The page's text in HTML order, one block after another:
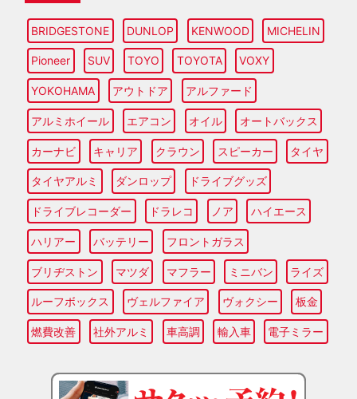
BRIDGESTONE DUNLOP KENWOOD MICHELIN
Pioneer SUV TOYO TOYOTA VOXY
YOKOHAMA アウトドア アルファード
アルミホイール エアコン オイル オートバックス
カーナビ キャリア クラウン スピーカー タイヤ
タイヤアルミ ダンロップ ドライブグッズ
ドライブレコーダー ドラレコ ノア ハイエース
ハリアー バッテリー フロントガラス
ブリヂストン マツダ マフラー ミニバン ライズ
ルーフボックス ヴェルファイア ヴォクシー 板金
燃費改善 社外アルミ 車高調 輸入車 電子ミラー